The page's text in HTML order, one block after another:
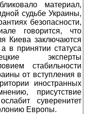
материал,
судьбе Украины,
безопасности,
говорится, что
Киева заключаются
в принятии статуса
эксперты
стабильности
от вступления в
иностранных
присутствие
суверенитет
Европы.